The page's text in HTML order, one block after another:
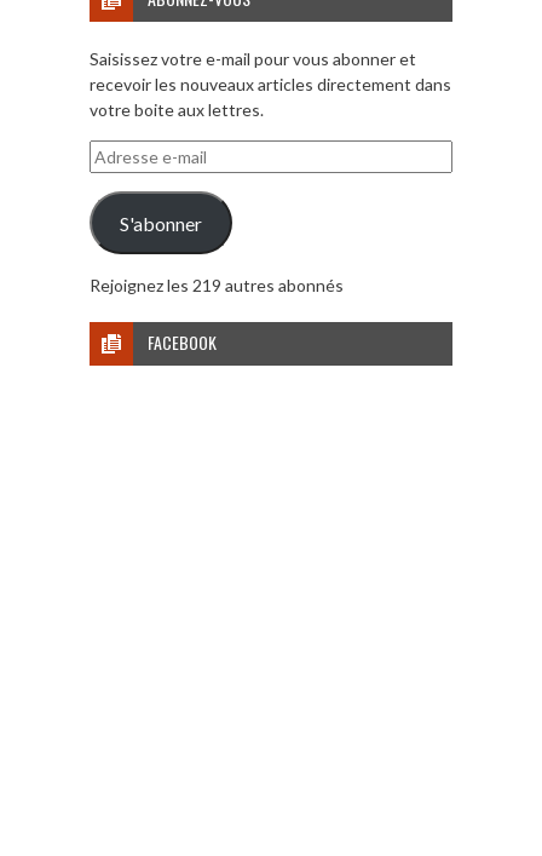
Saisissez votre e-mail pour vous abonner et
recevoir les nouveaux articles directement dans
votre boite aux lettres.
Adresse
e-
mail
S'abonner
Rejoignez les 219 autres abonnés
FACEBOOK